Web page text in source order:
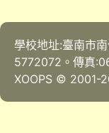
學校地址:臺南市
5772072。傳真
XOOPS © 2001-